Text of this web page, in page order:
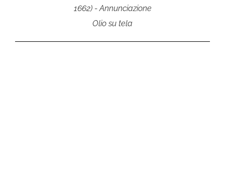
1662) - Annunciazione
Olio su tela